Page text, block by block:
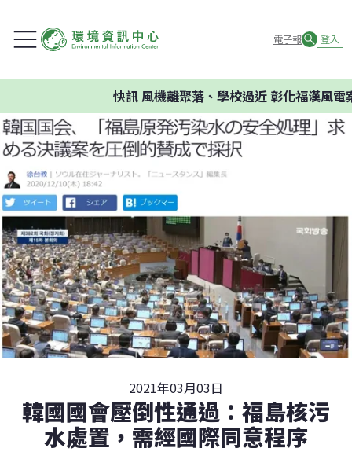
電子報 登入
快訊風機離聚落、學校過近 彰化福漢風電案
2021年03月03日
韓國國會壓倒性通過：福島核污
水處置，需經國際同意程序